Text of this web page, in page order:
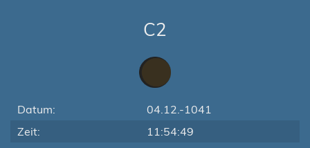
C2
Datum:
04.12.-1041
Zeit:
11:54:49